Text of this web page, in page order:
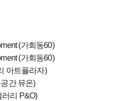
(가회동60)
(가회동60)
아트플라자)
간 뮤온)
러리 P&O)